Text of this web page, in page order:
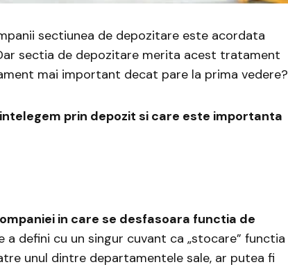
sectiunea de depozitare este acordata
sectia de depozitare merita acest tratament
mai important decat pare la prima vedere?
prin depozit si care este importanta
in care se desfasoara functia de
a defini cu un singur cuvant ca „stocare” functia
unul dintre departamentele sale, ar putea fi